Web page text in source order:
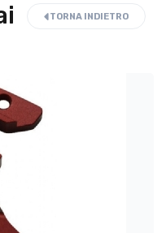
TORNA INDIETRO